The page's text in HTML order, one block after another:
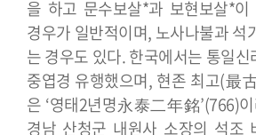
을 하고 문수보살*과 보현보살*
경우가 일반적이며, 노사나불과 석
는 경우도 있다.한국에서는 통일신
중엽경 유행했으며, 현존 최고(最
은 ‘영태2년명永泰二年銘’(766)
경남 산청군 내원사 소장의 석조